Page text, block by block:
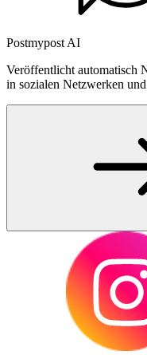
Postmypost AI
Veröffentlicht automatisch
in sozialen Netzwerken